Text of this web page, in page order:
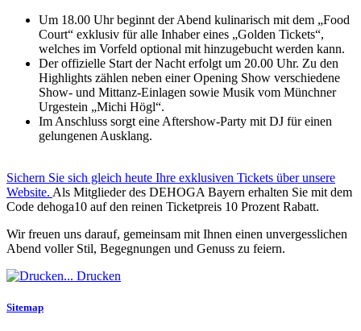
Um 18.00 Uhr beginnt der Abend kulinarisch mit dem „Food
Court“ exklusiv für alle Inhaber eines „Golden Tickets“,
welches im Vorfeld optional mit hinzugebucht werden kann.
Der offizielle Start der Nacht erfolgt um 20.00 Uhr. Zu den
Highlights zählen neben einer Opening Show verschiedene
Show- und Mittanz-Einlagen sowie Musik vom Münchner
Urgestein „Michi Högl“.
Im Anschluss sorgt eine Aftershow-Party mit DJ für einen
gelungenen Ausklang.
Sichern Sie sich gleich heute Ihre exklusiven Tickets über unsere
Website. Als Mitglieder des DEHOGA Bayern erhalten Sie mit dem
Code dehoga10 auf den reinen Ticketpreis 10 Prozent Rabatt.
Wir freuen uns darauf, gemeinsam mit Ihnen einen unvergesslichen
Abend voller Stil, Begegnungen und Genuss zu feiern.
Drucken
Sitemap